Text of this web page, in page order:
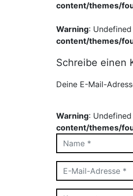
content/themes/
Warning:
content/themes/
Schreibe einen
Deine E-Mail-
Warning:
content/themes/